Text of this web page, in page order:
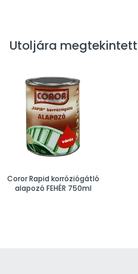
Utoljára
Coror Rapid korróziógátló
alapozó FEHÉR 750ml